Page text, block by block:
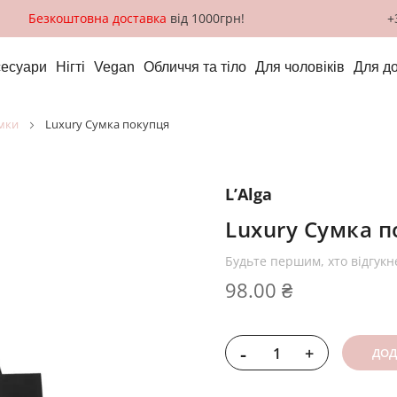
Безкоштовна доставка від 1000грн!
Нігті Vegan Обличчя та тіло Для чоловіків Для
Luxury Сумка покупця
L’Alga
Luxury Сумка
Будьте першим, хто
98.00 ₴
- +